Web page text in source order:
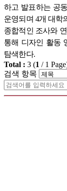
하고 발표하는 공
운영되며 4개 대학
종합적인 조사와
통해 디자인 활동
탐색한다.
Total : 3 (1 / 1
검색 항목